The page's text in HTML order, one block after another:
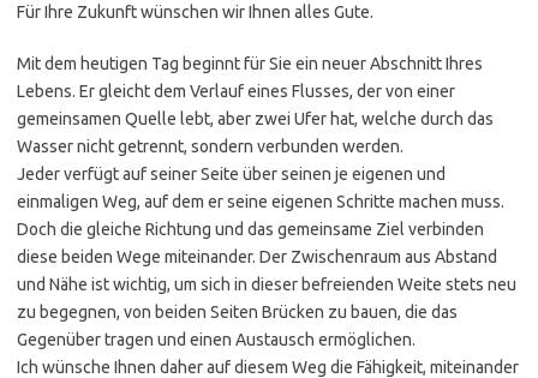
Für Ihre Zukunft wünschen wir Ihnen alles Gute.
Mit dem heutigen Tag beginnt für Sie ein neuer Abschnitt Ihres
Lebens. Er gleicht dem Verlauf eines Flusses, der von einer
gemeinsamen Quelle lebt, aber zwei Ufer hat, welche durch das
Wasser nicht getrennt, sondern verbunden werden.
Jeder verfügt auf seiner Seite über seinen je eigenen und
einmaligen Weg, auf dem er seine eigenen Schritte machen muss.
Doch die gleiche Richtung und das gemeinsame Ziel verbinden
diese beiden Wege miteinander. Der Zwischenraum aus Abstand
und Nähe ist wichtig, um sich in dieser befreienden Weite stets neu
zu begegnen, von beiden Seiten Brücken zu bauen, die das
Gegenüber tragen und einen Austausch ermöglichen.
Ich wünsche Ihnen daher auf diesem Weg die Fähigkeit, miteinander